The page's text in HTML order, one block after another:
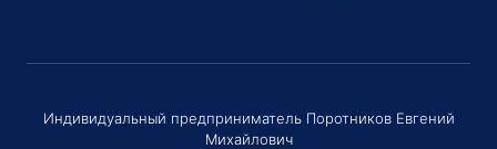
Индивидуальный предприниматель Поротников Евгений
Михайлович